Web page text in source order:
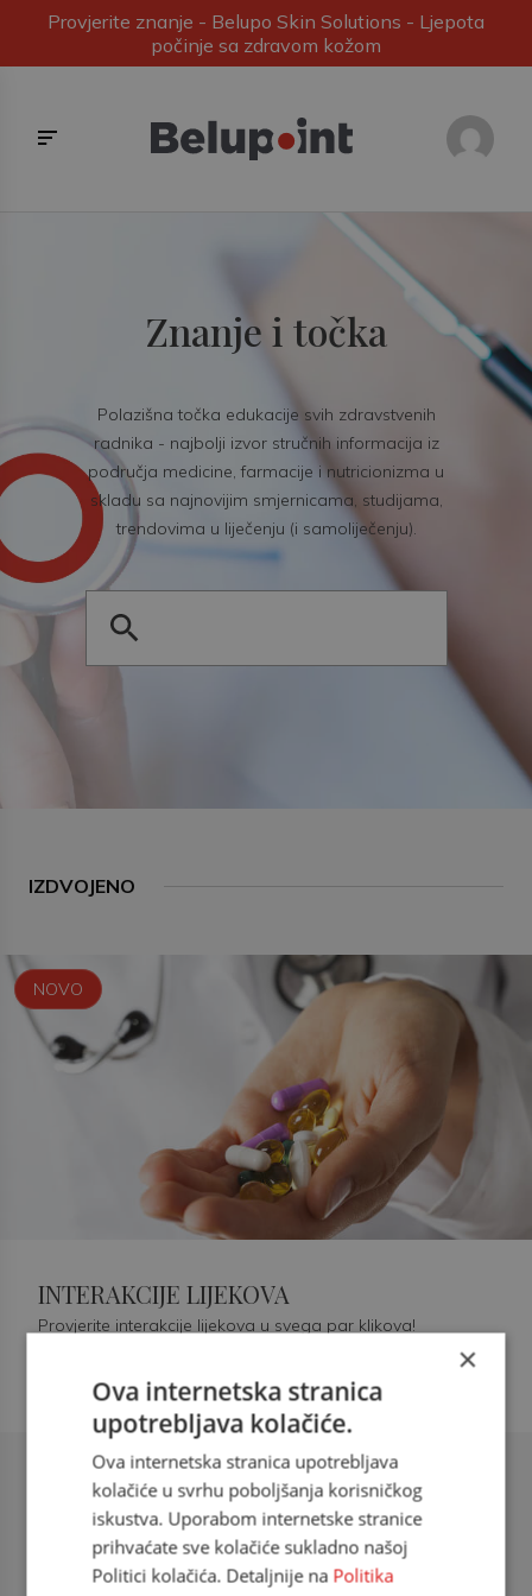
Provjerite znanje - Belupo Skin Solutions - Ljepota
počinje sa zdravom kožom
Znanje i točka
Polazišna točka edukacije svih zdravstvenih
radnika - najbolji izvor stručnih informacija iz
područja medicine, farmacije i nutricionizma u
skladu sa najnovijim smjernicama, studijama,
trendovima u liječenju (i samoliječenju).
IZDVOJENO
Šećerna bolest tip 2 = kardiovaskularna
doc. dr. sc. Višnja Kokić Maleš,
dr.med., specijalististica
NOVO
INTERAKCIJE LIJEKOVA
Provjerite interakcije lijekova u svega par klikova!
×
Ova internetska stranica
upotrebljava kolačiće.
Ova internetska stranica upotrebljava
kolačiće u svrhu poboljšanja korisničkog
iskustva. Uporabom internetske stranice
prihvaćate sve kolačiće sukladno našoj
Politici kolačića. Detaljnije na Politika